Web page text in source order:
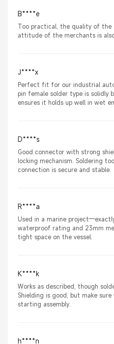
B****e
Too practical, the quality of the
attitude of the merchants is
J****x
Perfect fit for our industrial
pin female solder type is solidly
ensures it holds up well in wet
D****s
Good connector with strong
locking mechanism. Soldering
connection is secure and stable.
R****a
Used in a marine
waterproof rating and 23mm
tight space on the vessel.
K****k
Works as described, though
Shielding is good, but make
starting assembly.
h****n